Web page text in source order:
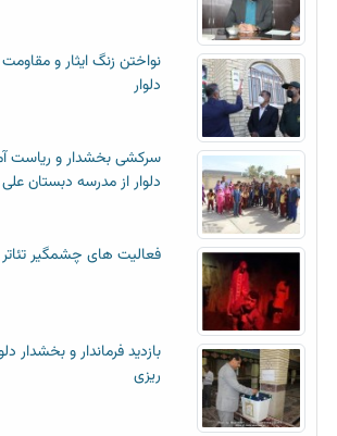
نواختن زنگ ایثار و
دلوار
سرکشی بخشدار و ریاست
دلوار از مدرسه دبستان علی
فعالیت های چشمگیر
بازدید فرماندار و بخشدار
ریزی